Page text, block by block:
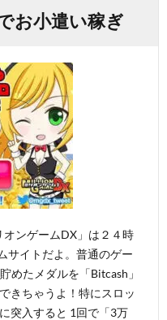
お小遣い稼ぎ
オンゲームDX」は２４時
サイトだよ。普通のゲー
めたメダルを「Bitcash」
きちゃうよ！特にスロッ
突入すると 1回で「3万